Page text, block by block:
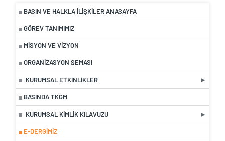
BASIN VE HALKLA İLIŞKILER ANASAYFA
GÖREV TANIMIMIZ
MISYON VE VIZYON
ORGANIZASYON ŞEMASI
KURUMSAL ETKINLIKLER
BASINDA TKGM
KURUMSAL KIMLIK KILAVUZU
E-DERGIMIZ